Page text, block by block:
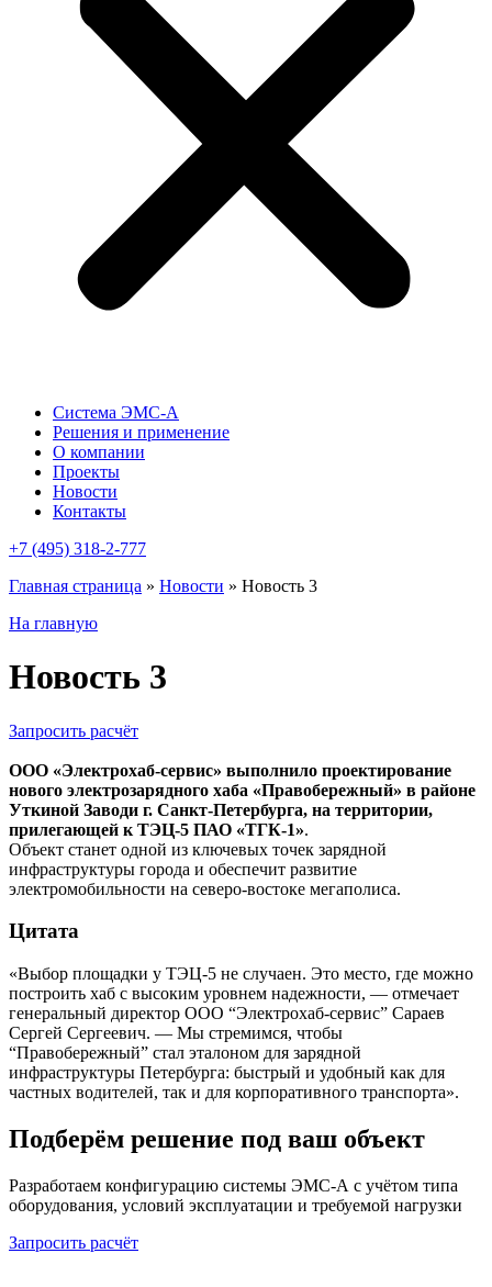
Система ЭМС-А
Решения и применение
О компании
Проекты
Новости
Контакты
+7 (495) 318-2-777
Главная страница » Новости » Новость 3
На главную
Новость 3
Запросить расчёт
ООО «Электрохаб-сервис» выполнило проектирование
нового электрозарядного хаба «Правобережный» в районе
Уткиной Заводи г. Санкт-Петербурга, на территории,
прилегающей к ТЭЦ-5 ПАО «ТГК-1».
Объект станет одной из ключевых точек зарядной
инфраструктуры города и обеспечит развитие
электромобильности на северо-востоке мегаполиса.
Цитата
«Выбор площадки у ТЭЦ-5 не случаен. Это место, где можно
построить хаб с высоким уровнем надежности, — отмечает
генеральный директор ООО “Электрохаб-сервис” Сараев
Сергей Сергеевич. — Мы стремимся, чтобы
“Правобережный” стал эталоном для зарядной
инфраструктуры Петербурга: быстрый и удобный как для
частных водителей, так и для корпоративного транспорта».
Подберём решение под ваш объект
Разработаем конфигурацию системы ЭМС-А с учётом типа
оборудования, условий эксплуатации и требуемой нагрузки
Запросить расчёт